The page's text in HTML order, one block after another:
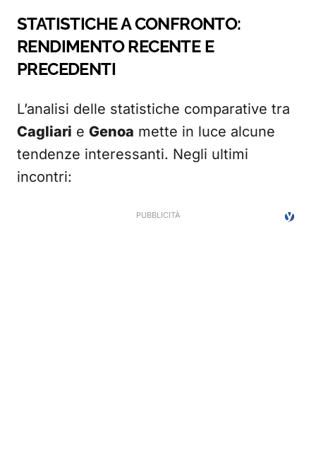
STATISTICHE A CONFRONTO:
RENDIMENTO RECENTE E
PRECEDENTI
L’analisi delle statistiche comparative tra
Cagliari e Genoa mette in luce alcune
tendenze interessanti. Negli ultimi
incontri: